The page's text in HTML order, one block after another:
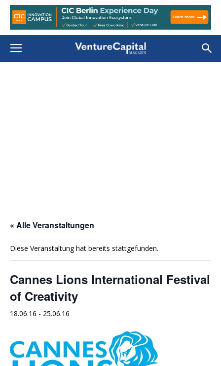
« Alle Veranstaltungen
Diese Veranstaltung hat bereits stattgefunden.
Cannes Lions International Festival
of Creativity
18.06.16 - 25.06.16